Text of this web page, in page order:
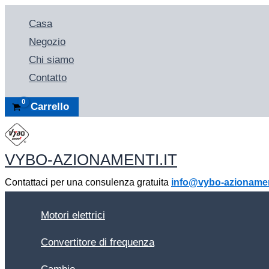
contenuto
Casa
Negozio
Chi siamo
Contatto
Carrello
VYBO-AZIONAMENTI.IT
Contattaci per una consulenza gratuita info@vybo-
Motori elettrici
Convertitore di frequenza